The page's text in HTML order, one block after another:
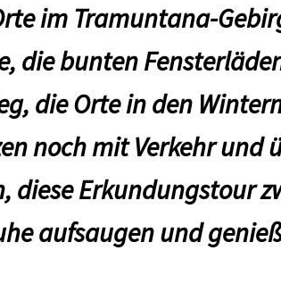
im Tramuntana-
die bunten
die Orte in den
noch mit Verkehr und
diese Erkundungstour
aufsaugen und